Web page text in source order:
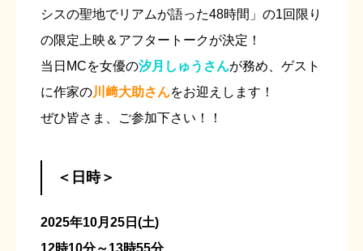
シスの聖地でリアムが語った48時間」の1回限り
の限定上映＆アフタートークが決定！
当日MCを女優の汐月しゅうさんが務め、ゲスト
に作家の川﨑大助さんをお迎えします！
ぜひ皆さま、ご参加下さい！！
＜日時＞
2025年10月25日(土)
12時10分～13時55分